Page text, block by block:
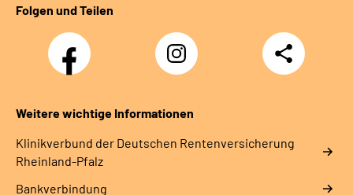
Folgen und Teilen
Facebook
Instagram
DRV
Nachwuchskräfte
Teilen
Weitere wichtige Informationen
Klinikverbund der Deutschen Rentenversicherung
Rheinland-Pfalz
Bankverbindung